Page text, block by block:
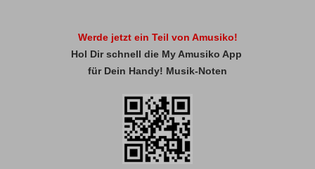
Werde jetzt ein Teil von Amusiko!
Hol Dir schnell die My Amusiko App
für Dein Handy! Musik-Noten